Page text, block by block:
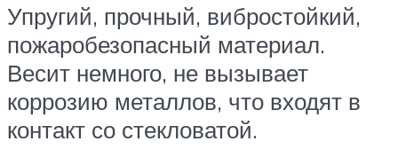
Упругий, прочный, вибростойкий,
пожаробезопасный материал.
Весит немного, не вызывает
коррозию металлов, что входят в
контакт со стекловатой.